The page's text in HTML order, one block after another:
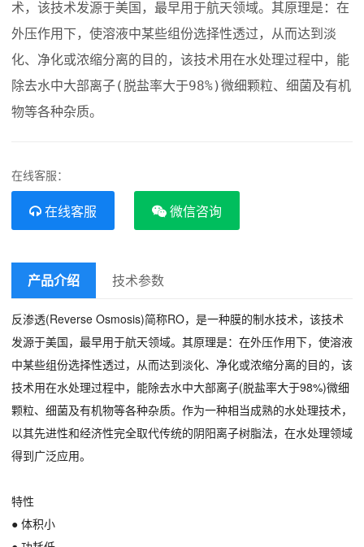
术，该技术发源于美国，最早用于航天领域。其原理是：在
外压作用下，使溶液中某些组份选择性透过，从而达到淡
化、净化或浓缩分离的目的，该技术用在水处理过程中，能
除去水中大部离子(脱盐率大于98%)微细颗粒、细菌及有机
物等各种杂质。
在线客服：
在线客服 微信咨询
产品介绍 技术参数
反渗透(Reverse Osmosis)简称RO，是一种膜的制水技术，该技术
发源于美国，最早用于航天领域。其原理是：在外压作用下，使溶液
中某些组份选择性透过，从而达到淡化、净化或浓缩分离的目的，该
技术用在水处理过程中，能除去水中大部离子(脱盐率大于98%)微细
颗粒、细菌及有机物等各种杂质。作为一种相当成熟的水处理技术，
以其先进性和经济性完全取代传统的阴阳离子树脂法，在水处理领域
得到广泛应用。
特性
● 体积小